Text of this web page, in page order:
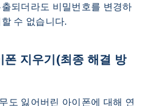
되더라도 비밀번호를 변경하
수 없습니다.
지우기(최종 해결 방
도 잃어버린 아이폰에 대해 연